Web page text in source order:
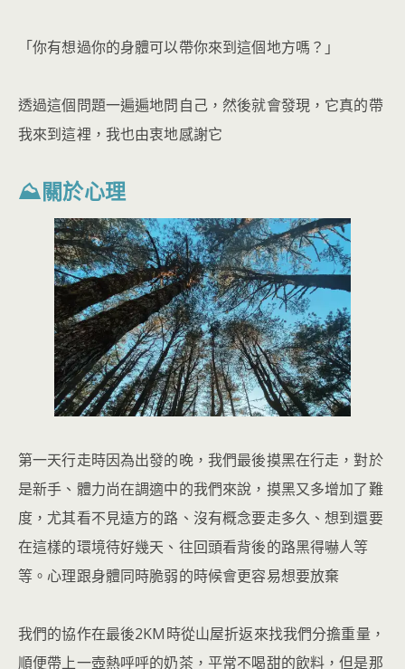
「你有想過你的身體可以帶你來到這個地方嗎？」
透過這個問題一遍遍地問自己，然後就會發現，它真的帶
我來到這裡，我也由衷地感謝它
⛰關於心理
第一天行走時因為出發的晚，我們最後摸黑在行走，對於
是新手、體力尚在調適中的我們來說，摸黑又多增加了難
度，尤其看不見遠方的路、沒有概念要走多久、想到還要
在這樣的環境待好幾天、往回頭看背後的路黑得嚇人等
等。心理跟身體同時脆弱的時候會更容易想要放棄
我們的協作在最後2KM時從山屋折返來找我們分擔重量，
順便帶上一壺熱呼呼的奶茶，平常不喝甜的飲料，但是那